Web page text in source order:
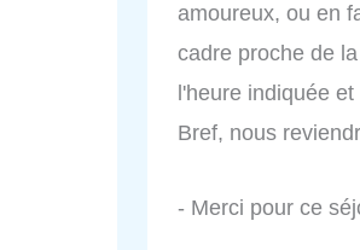
amoureux, ou en
cadre proche de
l'heure indiquée
Bref, nous
- Merci pour ce